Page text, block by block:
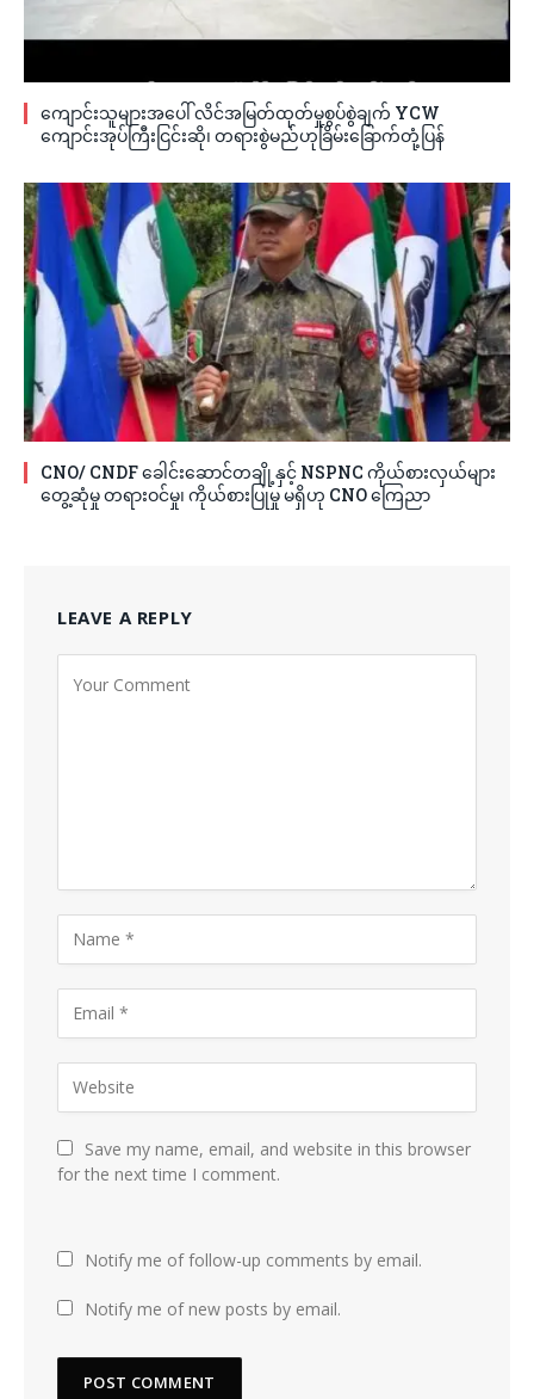
ကျောင်းသူများအပေါ် လိင်အမြတ်ထုတ်မှုစွပ်စွဲချက် YCW
ကျောင်းအုပ်ကြီးငြင်းဆို၊ တရားစွဲမည်ဟုခြိမ်းခြောက်တုံ့ပြန်
CNO/ CNDF ခေါင်းဆောင်တချို့နှင့် NSPNC ကိုယ်စားလှယ်များ
တွေ့ဆုံမှု တရားဝင်မှု၊ ကိုယ်စားပြုမှု မရှိဟု CNO ကြေညာ
LEAVE A REPLY
Save my name, email, and website in this browser
for the next time I comment.
Notify me of follow-up comments by email.
Notify me of new posts by email.